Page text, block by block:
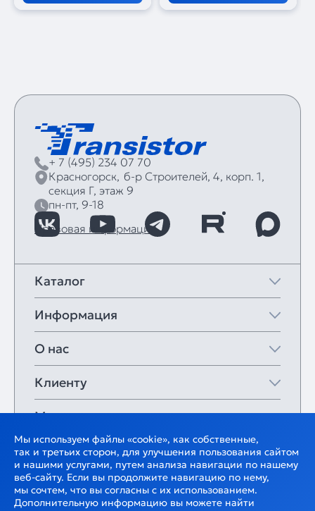
+ 7 (495) 234 07 70
Красногорск, б‑р Строителей, 4, корп. 1,
секция Г, этаж 9
пн-пт, 9-18
Правовая информация
Каталог
Информация
О нас
Клиенту
Мои закладки
Мы используем файлы «cookie», как собственные,
так и третьих сторон, для улучшения пользования сайтом
и нашими услугами, путем анализа навигации по нашему
веб-сайту. Если вы продолжите навигацию по нему,
мы сочтем, что вы согласны с их использованием.
Дополнительную информацию вы можете найти